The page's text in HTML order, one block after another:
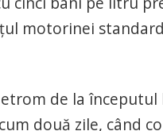
motorinei
de la
două zile, când